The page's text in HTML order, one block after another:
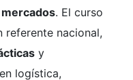
. El curso
referente nacional,
y
logística,